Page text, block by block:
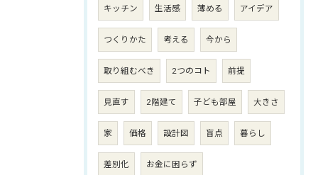
キッチン 生活感 薄める アイデア
つくりかた 考える 今から
取り組むべき 2つのコト 前提
見直す 2階建て 子ども部屋 大きさ
家 価格 設計図 盲点 暮らし
差別化 お金に困らず